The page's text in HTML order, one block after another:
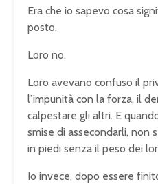
Era che io sapevo cosa
posto.
Loro no.
Loro avevano confuso il
l’impunità con la forza, il
calpestare gli altri. E
smise di assecondarli, non
in piedi senza il peso dei
Io invece, dopo essere